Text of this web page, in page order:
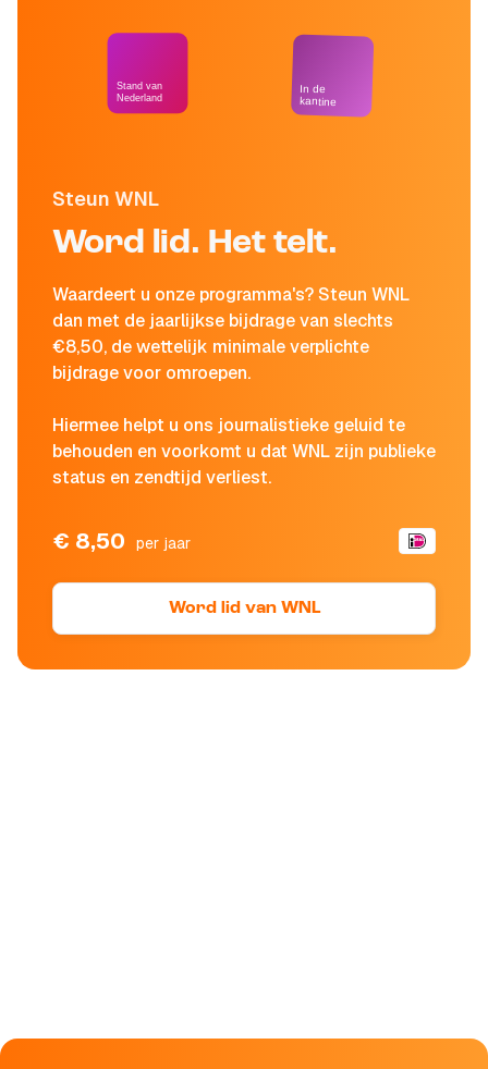
Steun WNL
Word lid. Het telt.
Waardeert u onze programma's? Steun WNL
dan met de jaarlijkse bijdrage van slechts
€8,50, de wettelijk minimale verplichte
bijdrage voor omroepen.
Hiermee helpt u ons journalistieke geluid te
behouden en voorkomt u dat WNL zijn publieke
status en zendtijd verliest.
€ 8,50 per jaar
Word lid van WNL
Stand van
Nederland
In de
kantine